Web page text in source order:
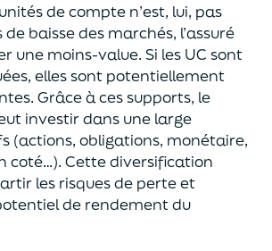
de compte n’est, lui, pas
de baisse des marchés, l’assuré
une moins-value. Si les UC sont
elles sont potentiellement
Grâce à ces supports, le
investir dans une large
(actions, obligations, monétaire,
coté…). Cette diversification
les risques de perte et
de rendement du